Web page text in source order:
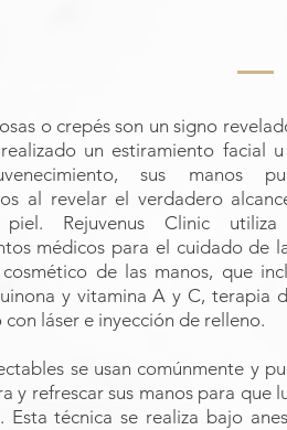
o crepés son un signo
un estiramiento facial
sus manos
al revelar el verdadero
Rejuvenus Clinic utiliza
médicos para el cuidado de
de las manos, que
y vitamina A y C, terapia
láser e inyección de relleno.
se usan comúnmente y
y refrescar sus manos para que
Esta técnica se realiza bajo